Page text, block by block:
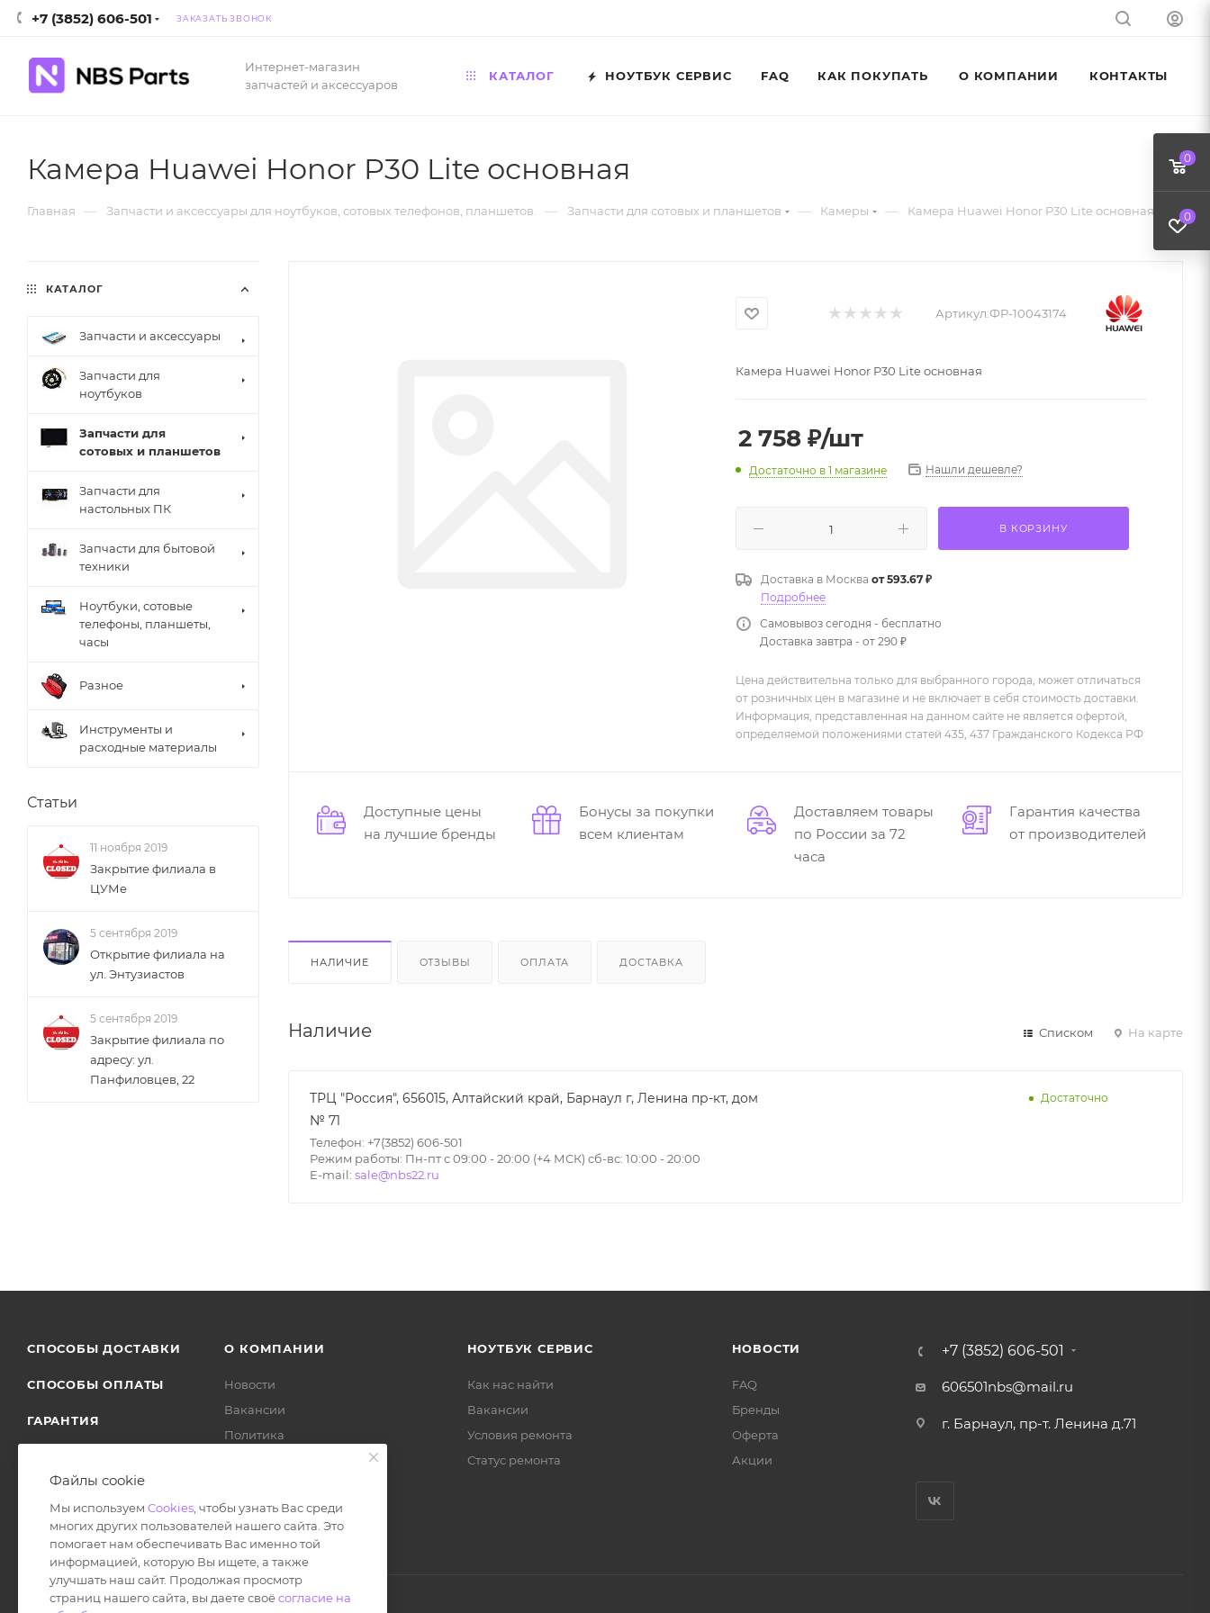
+7 (3852) 606-501 ЗАКАЗАТЬ ЗВОНОК
Интернет-магазин
запчастей и аксессуаров
КАТАЛОГ НОУТБУК СЕРВИС FAQ КАК ПОКУПАТЬ О КОМПАНИИ КОНТАКТЫ
Камера Huawei Honor P30 Lite основная
Главная — Запчасти и аксессуары для ноутбуков, сотовых телефонов, планшетов. — Запчасти для сотовых и планшетов — Камеры — Камера Huawei Honor P30 Lite основная
Артикул:ФР-10043174
Камера Huawei Honor P30 Lite основная
2 758 ₽/шт
Достаточно в 1 магазине Нашли дешевле?
В КОРЗИНУ
Доставка в Москва от 593.67 ₽
Подробнее
Самовывоз сегодня - бесплатно
Доставка завтра - от 290 ₽
Цена действительна только для выбранного города, может отличаться
от розничных цен в магазине и не включает в себя стоимость доставки.
Информация, представленная на данном сайте не является офертой,
определяемой положениями статей 435, 437 Гражданского Кодекса РФ
Доступные цены
на лучшие бренды
Бонусы за покупки
всем клиентам
Доставляем товары
по России за 72
часа
Гарантия качества
от производителей
НАЛИЧИЕ ОТЗЫВЫ ОПЛАТА ДОСТАВКА
Наличие Списком На карте
ТРЦ "Россия", 656015, Алтайский край, Барнаул г, Ленина пр-кт, дом
№ 71
Телефон: +7(3852) 606-501
Режим работы: Пн-пт с 09:00 - 20:00 (+4 МСК) сб-вс: 10:00 - 20:00
E-mail: sale@nbs22.ru
Достаточно
КАТАЛОГ
Запчасти и аксессуары
Запчасти для
ноутбуков
Запчасти для
сотовых и планшетов
Запчасти для
настольных ПК
Запчасти для бытовой
техники
Ноутбуки, сотовые
телефоны, планшеты,
часы
Разное
Инструменты и
расходные материалы
Статьи
11 ноября 2019
Закрытие филиала в
ЦУМе
5 сентября 2019
Открытие филиала на
ул. Энтузиастов
5 сентября 2019
Закрытие филиала по
адресу: ул.
Панфиловцев, 22
СПОСОБЫ ДОСТАВКИ
СПОСОБЫ ОПЛАТЫ
ГАРАНТИЯ
О КОМПАНИИ
Новости
Вакансии
Политика
НОУТБУК СЕРВИС
Как нас найти
Вакансии
Условия ремонта
Статус ремонта
НОВОСТИ
FAQ
Бренды
Оферта
Акции
+7 (3852) 606-501
606501nbs@mail.ru
г. Барнаул, пр-т. Ленина д.71
0
0
Файлы cookie
Мы используем Cookies , чтобы узнать Вас среди
многих других пользователей нашего сайта. Это
помогает нам обеспечивать Вас именно той
информацией, которую Вы ищете, а также
улучшать наш сайт. Продолжая просмотр
страниц нашего сайта, вы даете своёсогласие на